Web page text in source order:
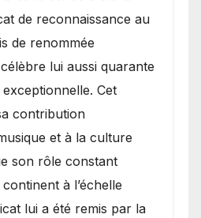
de reconnaissance au
de renommée
lui aussi quarante
Cet
contribution
et à la culture
son rôle constant
à l’échelle
lui a été remis par la